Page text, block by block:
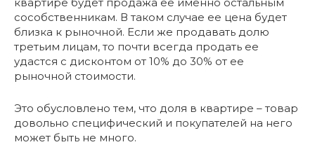
сособственникам. В таком случае ее цена будет
близка к рыночной. Если же продавать долю
третьим лицам, то почти всегда продать ее
удастся с дисконтом от 10% до 30% от ее
рыночной стоимости.
Это обусловлено тем, что доля в квартире – товар
довольно специфический и покупателей на него
может быть не много.